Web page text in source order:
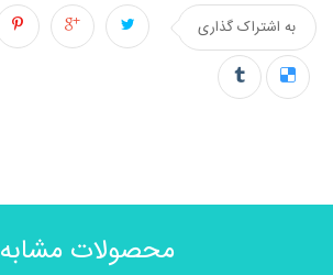
به اشتراک گذاری
محصولات مشابه